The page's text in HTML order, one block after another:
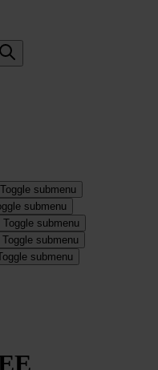
Toggle submenu
submenu
Toggle submenu
Toggle submenu
submenu